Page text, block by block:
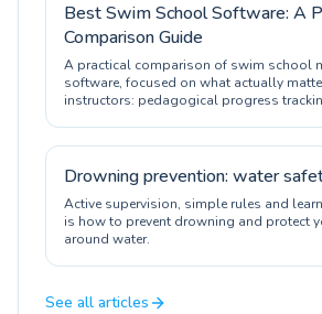
Best Swim School Software: A
Comparison Guide
A practical comparison of swim school
software, focused on what actually
instructors: pedagogical progress
Drowning prevention: water
Active supervision, simple rules and
is how to prevent drowning and protect
around water.
See all articles